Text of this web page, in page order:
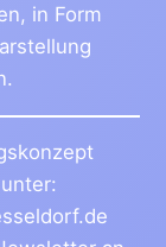
in Form